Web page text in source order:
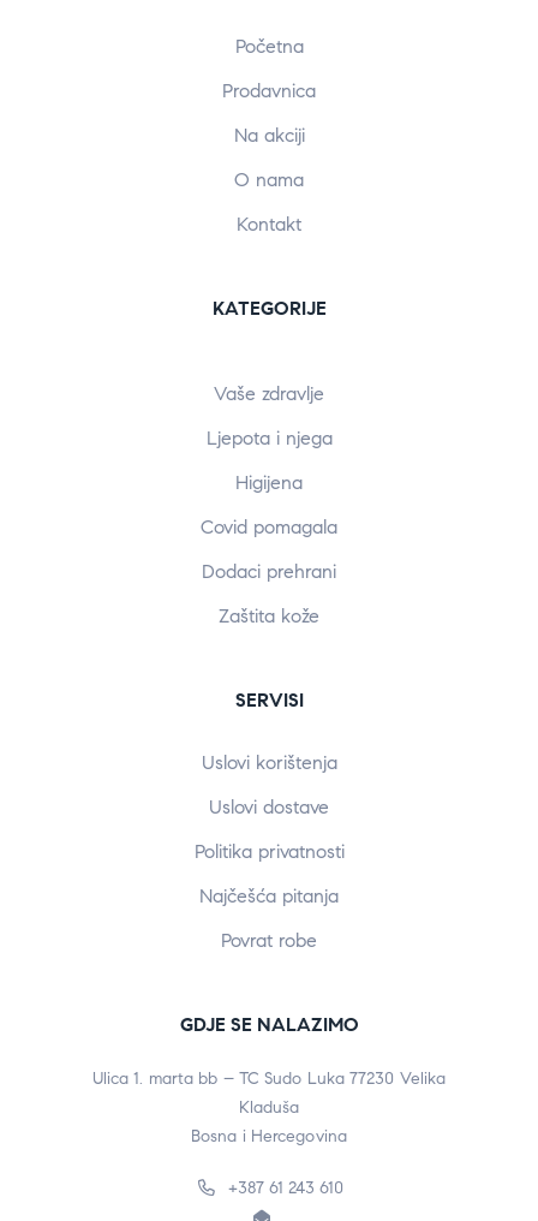
Početna
Prodavnica
Na akciji
O nama
Kontakt
KATEGORIJE
Vaše zdravlje
Ljepota i njega
Higijena
Covid pomagala
Dodaci prehrani
Zaštita kože
SERVISI
Uslovi korištenja
Uslovi dostave
Politika privatnosti
Najčešća pitanja
Povrat robe
GDJE SE NALAZIMO
Ulica 1. marta bb – TC Sudo Luka 77230 Velika
Kladuša
Bosna i Hercegovina
+387 61 243 610